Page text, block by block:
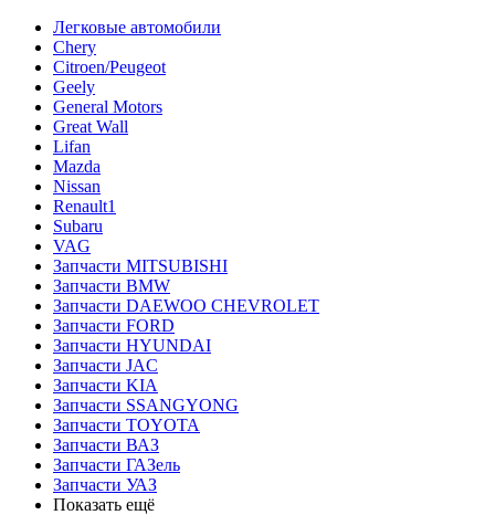
Легковые автомобили
Chery
Citroen/Peugeot
Geely
General Motors
Great Wall
Lifan
Mazda
Nissan
Renault1
Subaru
VAG
Запчасти MITSUBISHI
Запчасти BMW
Запчасти DAEWOO CHEVROLET
Запчасти FORD
Запчасти HYUNDAI
Запчасти JAC
Запчасти KIA
Запчасти SSANGYONG
Запчасти TOYOTA
Запчасти ВАЗ
Запчасти ГАЗель
Запчасти УАЗ
Показать ещё